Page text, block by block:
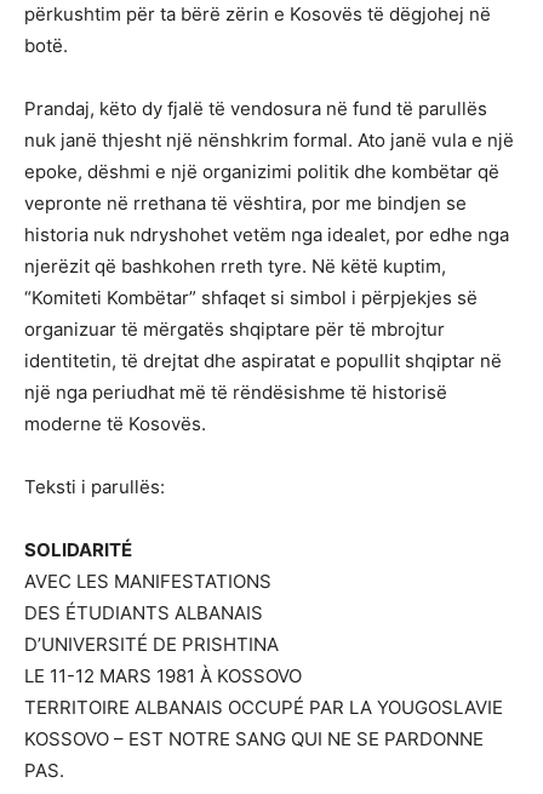
përkushtim për ta bërë zërin e Kosovës të dëgjohej në
botë.
Prandaj, këto dy fjalë të vendosura në fund të parullës
nuk janë thjesht një nënshkrim formal. Ato janë vula e një
epoke, dëshmi e një organizimi politik dhe kombëtar që
vepronte në rrethana të vështira, por me bindjen se
historia nuk ndryshohet vetëm nga idealet, por edhe nga
njerëzit që bashkohen rreth tyre. Në këtë kuptim,
“Komiteti Kombëtar” shfaqet si simbol i përpjekjes së
organizuar të mërgatës shqiptare për të mbrojtur
identitetin, të drejtat dhe aspiratat e popullit shqiptar në
një nga periudhat më të rëndësishme të historisë
moderne të Kosovës.
Teksti i parullës:
SOLIDARITÉ
AVEC LES MANIFESTATIONS
DES ÉTUDIANTS ALBANAIS
D’UNIVERSITÉ DE PRISHTINA
LE 11-12 MARS 1981 À KOSSOVO
TERRITOIRE ALBANAIS OCCUPÉ PAR LA YOUGOSLAVIE
KOSSOVO – EST NOTRE SANG QUI NE SE PARDONNE
PAS.